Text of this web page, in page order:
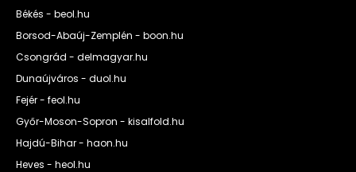
Békés - beol.hu
Borsod-Abaúj-Zemplén - boon.hu
Csongrád - delmagyar.hu
Dunaújváros - duol.hu
Fejér - feol.hu
Győr-Moson-Sopron - kisalfold.hu
Hajdú-Bihar - haon.hu
Heves - heol.hu